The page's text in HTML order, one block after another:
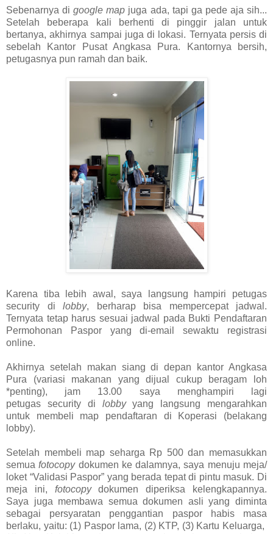
Sebenarnya digoogle map juga ada, tapi ga pede aja sih...
Setelah beberapa kali berhenti di pinggir jalan untuk
bertanya, akhirnya sampai juga di lokasi. Ternyata persis di
sebelah Kantor Pusat Angkasa Pura. Kantornya bersih,
petugasnya pun ramah dan baik.
Karena tiba lebih awal, saya langsung hampiri petugas
security di lobby, berharap bisa mempercepat jadwal.
Ternyata tetap harus sesuai jadwal pada Bukti Pendaftaran
Permohonan Paspor yang di-email sewaktu registrasi
online.
Akhirnya setelah makan siang di depan kantor Angkasa
Pura (variasi makanan yang dijual cukup beragam loh
*penting), jam 13.00 saya menghampiri lagi
petugas securitydi lobbyyang langsung mengarahkan
untuk membeli map pendaftaran di Koperasi (belakang
lobby).
Setelah membeli map seharga Rp 500 dan memasukkan
semuafotocopydokumen ke dalamnya, saya menuju meja/
loket “Validasi Paspor” yang berada tepat di pintu masuk. Di
meja ini, fotocopydokumen diperiksa kelengkapannya.
Saya juga membawa semua dokumen asli yang diminta
sebagai persyaratan penggantian paspor habis masa
berlaku, yaitu: (1) Paspor lama, (2) KTP, (3) Kartu Keluarga,